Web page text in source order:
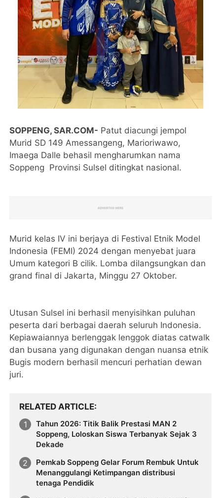
SOPPENG, SAR.COM- Patut diacungi jempol
Murid SD 149 Amessangeng, Marioriwawo,
Imaega Dalle behasil mengharumkan nama
Soppeng Provinsi Sulsel ditingkat nasional.
Murid kelas IV ini berjaya di Festival Etnik Model
Indonesia (FEMI) 2024 dengan menyebat juara
Umum kategori B cilik. Lomba dilangsungkan dan
grand final di Jakarta, Minggu 27 Oktober.
Utusan Sulsel ini berhasil menyisihkan puluhan
peserta dari berbagai daerah seluruh Indonesia.
Kepiawaiannya berlenggak lenggok diatas catwalk
dan busana yang digunakan dengan nuansa etnik
Bugis modern berhasil mencuri perhatian dewan
juri.
RELATED ARTICLE
Tahun 2026: Titik Balik Prestasi MAN 2
Soppeng, Loloskan Siswa Terbanyak Sejak 3
Dekade
Pemkab Soppeng Gelar Forum Rembuk Untuk
Menanggulangi Ketimpangan distribusi
tenaga Pendidik